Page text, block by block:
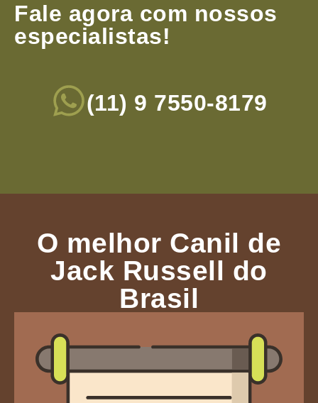
Fale agora com nossos
especialistas!
(11) 9 7550-8179
O melhor Canil de
Jack Russell do
Brasil